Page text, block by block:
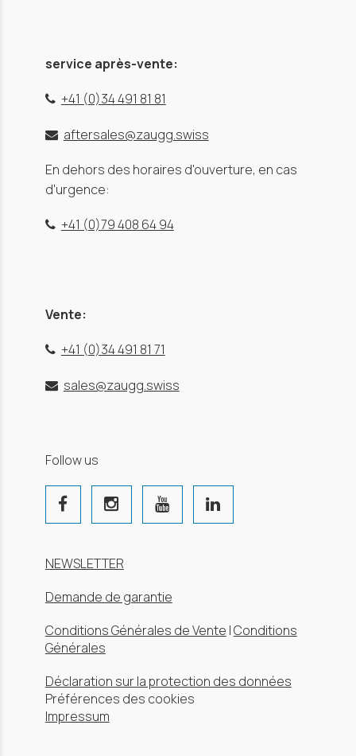
service après-vente:
+41 (0)34 491 81 81
aftersales@zaugg.swiss
En dehors des horaires d'ouverture, en cas
d'urgence:
+41 (0)79 408 64 94
Vente:
+41 (0)34 491 81 71
sales@zaugg.swiss
Follow us
NEWSLETTER
Demande de garantie
Conditions Générales de Vente |Conditions
Générales
Déclaration sur la protection des données
Préférences des cookies
Impressum